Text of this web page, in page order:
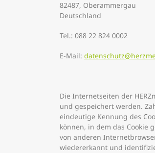
82487, Oberammergau
Deutschland
Tel.: 088 22 824 0002
E-Mail:
Die Internetseiten der
und gespeichert werden.
eindeutige Kennung des
können, in dem das Cookie
von anderen
wiedererkannt und